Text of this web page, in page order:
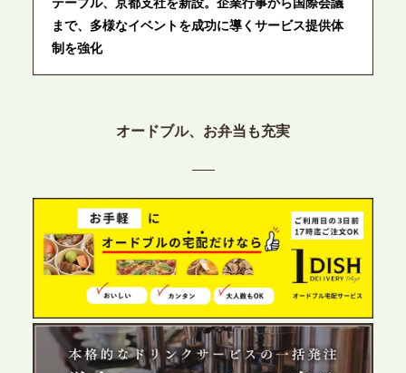
まで、多様なイベントを成功に導くサービス提供体
制を強化
プレスリリースのご案内｜ケータリングのセカンド
目の展開で、拡大する出張パーティー・ケータリン
2026.6.4
プレスリリースのご案内｜夏の社内親睦が、配属後
の離職防止に。オフィスや会議室で縁日気分を味わ
う「お祭りケータリング」の提供を開始
2026.5.29
オードブル、お弁当も充実